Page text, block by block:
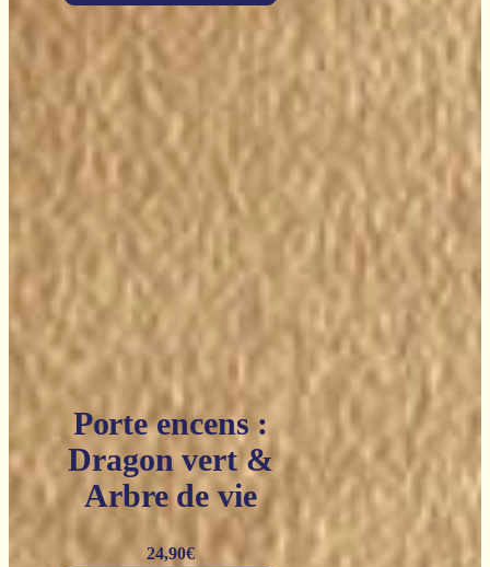
Porte encens :
Dragon vert &
Arbre de vie
24,90€